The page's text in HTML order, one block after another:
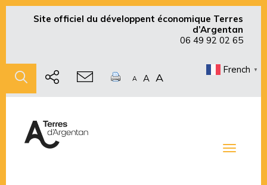
Site officiel du développent économique Terres
d’Argentan
06 49 92 02 65
A A A
French ▼
Toggle